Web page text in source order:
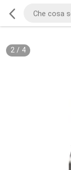
2/ 4